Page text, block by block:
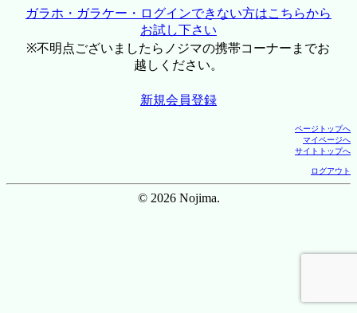
ガラホ・ガラケー・ログインできない方はこちらから
お試し下さい
※不明点ございましたらノジマの携帯コーナーまでお
越しください。
新規会員登録
ページトップへ
マイページへ
サイトトップへ
ログアウト
© 2026 Nojima.